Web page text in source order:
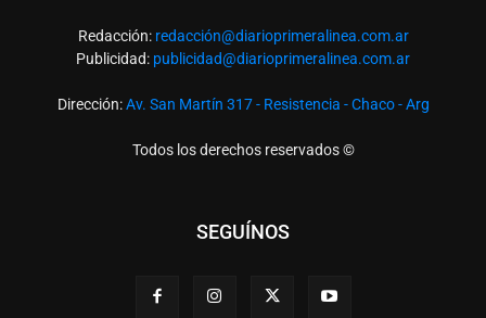
Redacción: redacción@diarioprimeralinea.com.ar
Publicidad: publicidad@diarioprimeralinea.com.ar
Dirección:Av. San Martín 317 - Resistencia - Chaco - Arg
Todos los derechos reservados ©
SEGUÍNOS